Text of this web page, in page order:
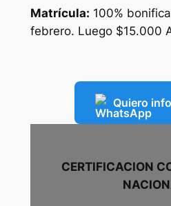
Matrícula: 100%
febrero. Luego $15.000
Quiero
CERTIFICACION